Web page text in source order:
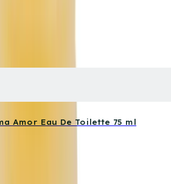
Amor Eau De Toilette 75 ml